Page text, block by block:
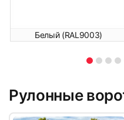
Белый (RAL9003)
Рулонные